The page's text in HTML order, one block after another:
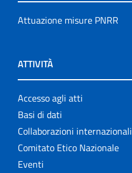
Attuazione misure PNRR
ATTIVITÀ
Accesso agli atti
Basi di dati
Collaborazioni internazionali
Comitato Etico Nazionale
Eventi